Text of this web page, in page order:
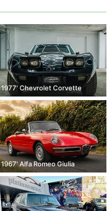
1977' Chevrolet Corvette
1967' Alfa Romeo Giulia